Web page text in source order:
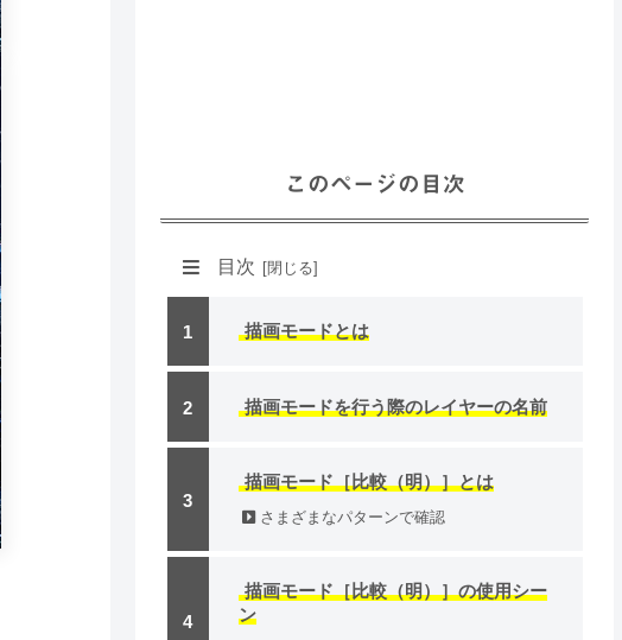
このページの目次
目次
描画モードとは
描画モードを行う際のレイヤーの名前
描画モード［比較（明）］とは
さまざまなパターンで確認
描画モード［比較（明）］の使用シー
ン